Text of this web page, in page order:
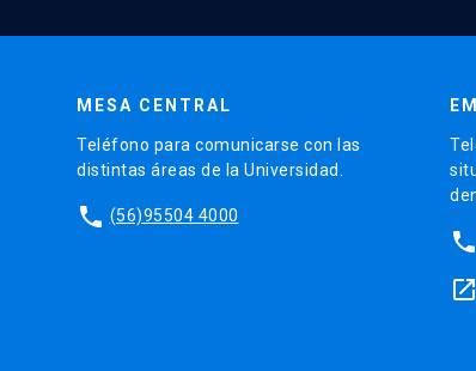
MESA CENTRAL
Teléfono para comunicarse con las
distintas áreas de la Universidad.
phone (56)95504 4000
phone
launch